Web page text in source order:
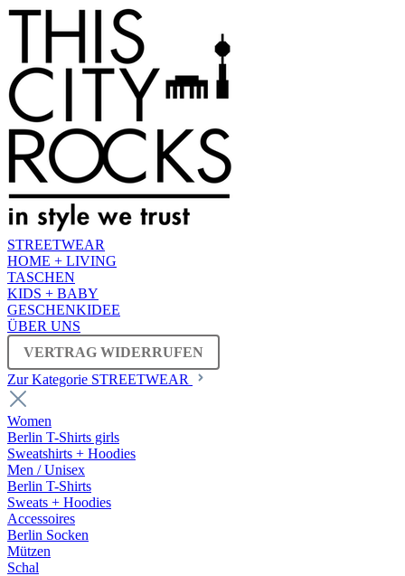
STREETWEAR
HOME + LIVING
TASCHEN
KIDS + BABY
GESCHENKIDEE
ÜBER UNS
VERTRAG WIDERRUFEN
Zur Kategorie STREETWEAR
Women
Berlin T-Shirts girls
Sweatshirts + Hoodies
Men / Unisex
Berlin T-Shirts
Sweats + Hoodies
Accessoires
Berlin Socken
Mützen
Schal